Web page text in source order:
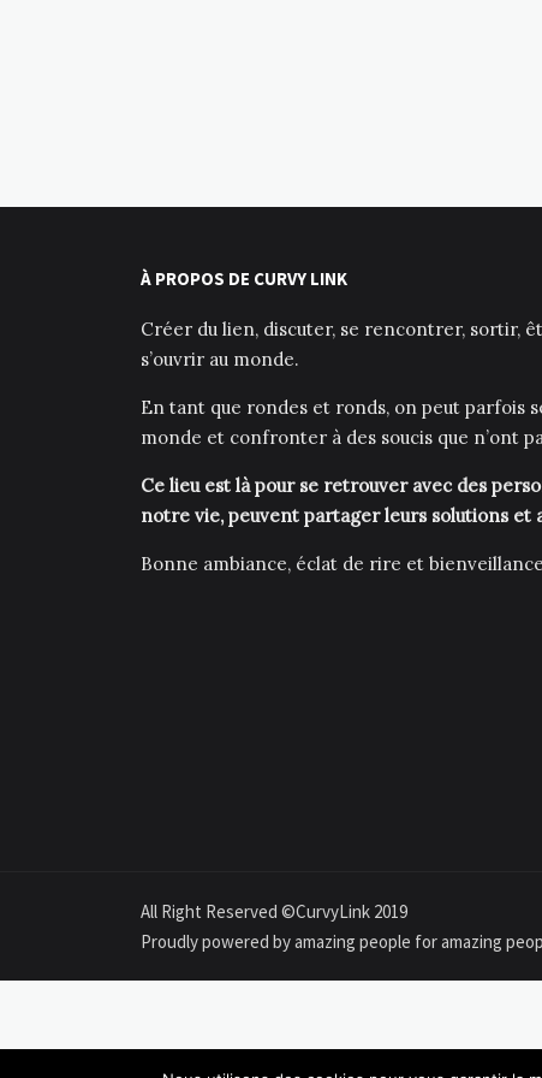
À PROPOS DE CURVY LINK
Créer du lien, discuter, se rencontrer, sortir,
s’ouvrir au monde.
En tant que rondes et ronds, on peut parfois
monde et confronter à des soucis que n’ont
Ce lieu est là pour se retrouver avec des
notre vie, peuvent partager leurs solutions et
Bonne ambiance, éclat de rire et
All Right Reserved ©CurvyLink 2019
Proudly powered by amazing people for amazing